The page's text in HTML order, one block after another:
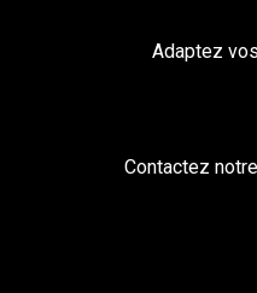
Adaptez vos
Contactez notre